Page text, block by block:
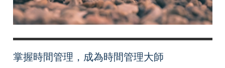
努
力
掌握時間管理，成為時間管理大師